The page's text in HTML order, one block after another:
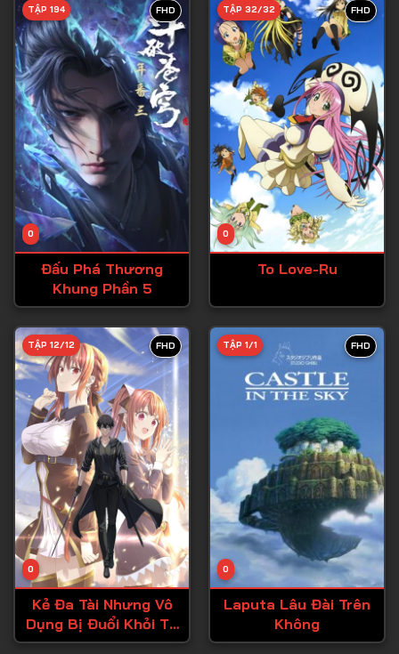
Tập 18
Tập 19
Tập 20
Tập 21
Tập 22
Tập 23
Tập 24
Tập 25
Tập 26
Tập 29
Tập 32
Tập 33
Tập 34
Tập 35
Tập 36
FHD
0
TẬP 194
Đấu Phá Thương
Khung Phần 5
FHD
0
TẬP 32/32
To Love-Ru
FHD
0
TẬP 12/12
Kẻ Đa Tài Nhưng Vô
Dụng Bị Đuổi Khỏi Tổ
Đội Anh Hùng
FHD
0
TẬP 1/1
Laputa Lâu Đài Trên
Không